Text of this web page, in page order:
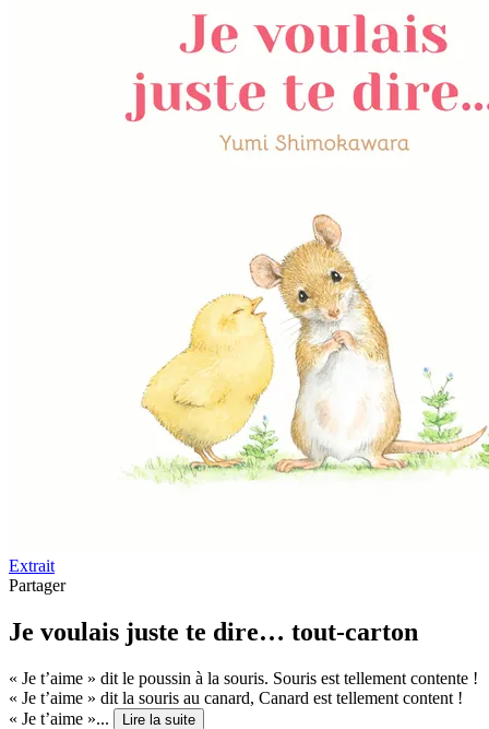
Extrait
Partager
Je voulais juste te dire… tout-carton
« Je t’aime » dit le poussin à la souris. Souris est tellement contente !
« Je t’aime » dit la souris au canard, Canard est tellement content !
« Je t’aime »...
Lire la suite